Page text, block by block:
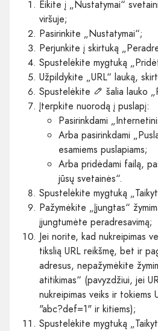
Eikite į „Nustatymai“
viršuje;
Pasirinkite „Nustatymai“;
Perjunkite į skirtuką
Spustelėkite mygtuką
Užpildykite „URL“ lauką,
Spustelėkite
šalia lauko
Įterpkite nuorodą į puslapį:
Pasirinkdami
Arba pasirinkdami
esamiems puslapiams;
Arba pridėdami failą,
jūsų svetainės“.
Spustelėkite mygtuką
Pažymėkite „Įjungtas“
įjungtumėte peradresavimą;
Jei norite, kad nukreipimas
tikslią URL reikšmę, bet ir
adresus, nepažymėkite
atitikimas“ (pavyzdžiui, jei
nukreipimas veiks ir
"abc?def=1" ir kitiems);
Spustelėkite mygtuką